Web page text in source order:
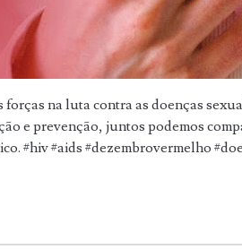
na luta contra as doenças
e prevenção, juntos podemos
#hiv #aids #dezembrovermelho